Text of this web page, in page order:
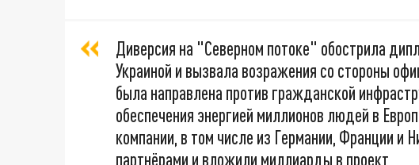
Диверсия на "Северном потоке" обострила
Украиной и вызвала возражения со стороны
была направлена против гражданской
обеспечения энергией миллионов людей в
компании, в том числе из Германии, Франции и
партнёрами и вложили миллиарды в проект,